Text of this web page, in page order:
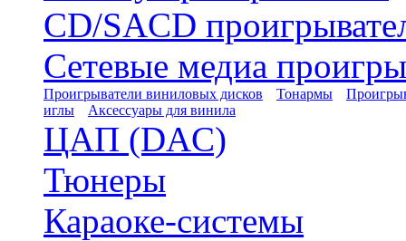
CD/SACD
Сетевые медиа
Проигрыватели виниловых дисков Тонармы
иглы
Аксессуары для винила
ЦАП (DAC)
Тюнеры
Караоке-системы